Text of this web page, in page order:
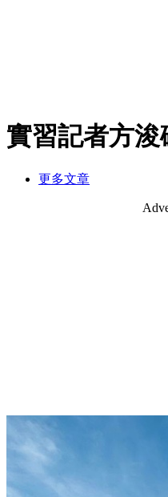
實習記者方浚
更多文章